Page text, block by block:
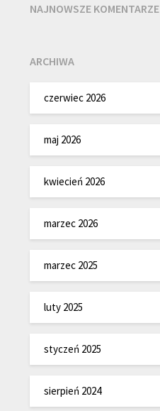
NAJNOWSZE KOMENTARZE
ARCHIWA
czerwiec 2026
maj 2026
kwiecień 2026
marzec 2026
marzec 2025
luty 2025
styczeń 2025
sierpień 2024